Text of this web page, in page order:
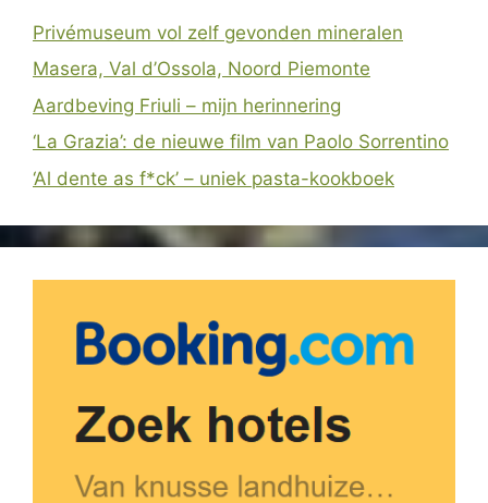
Privémuseum vol zelf gevonden mineralen
Masera, Val d’Ossola, Noord Piemonte
Aardbeving Friuli – mijn herinnering
‘La Grazia’: de nieuwe film van Paolo Sorrentino
‘Al dente as f*ck’ – uniek pasta-kookboek